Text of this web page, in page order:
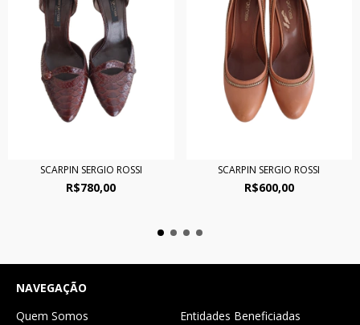
SCARPIN SERGIO ROSSI
R$780,00
SCARPIN SERGIO ROSSI
R$600,00
NAVEGAÇÃO
Quem Somos
Entidades Beneficiadas